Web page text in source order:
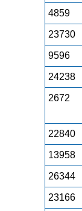
4859
23730
9596
24238
2672
22840
13958
26344
23166